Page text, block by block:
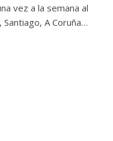
vez a la semana al
Santiago, A Coruña…